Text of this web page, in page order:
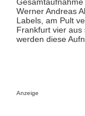
Werner Andreas
Labels, am Pult
Frankfurt vier aus
werden diese
Anzeige